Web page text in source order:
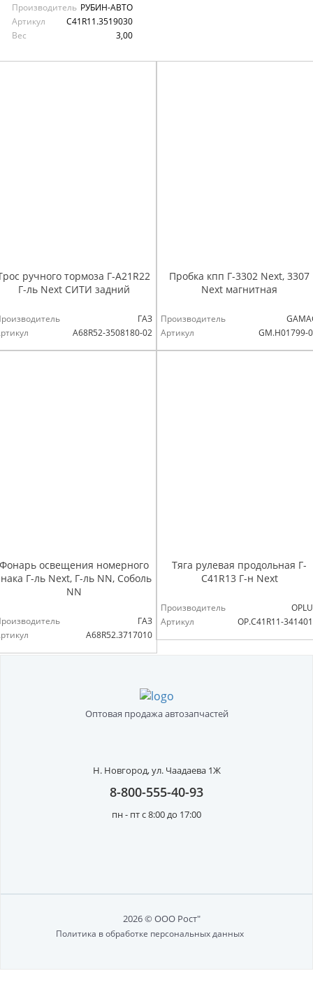
Производитель РУБИН-АВТО
Артикул
С41R11.3519030
Вес
3,00
ручного тормоза Г-А21R22
Г-ль Next СИТИ задний
ГАЗ
А68R52-3508180-02
Пробка кпп Г-3302 Next, 3307
Next магнитная
Производитель
Артикул
GM.Н01799-
освещения номерного
Г-ль Next, Г-ль NN, Соболь
NN
ГАЗ
А68R52.3717010
Тяга рулевая продольная Г-
С41R13 Г-н Next
Производитель
Артикул
OP.C41R11-
Оптовая продажа автозапчастей
Н. Новгород,ул. Чаадаева 1Ж
8-800-555-40-93
пн - пт с 8:00 до 17:00
2026 © ООО Рост"
Политика в обработке персональных данных